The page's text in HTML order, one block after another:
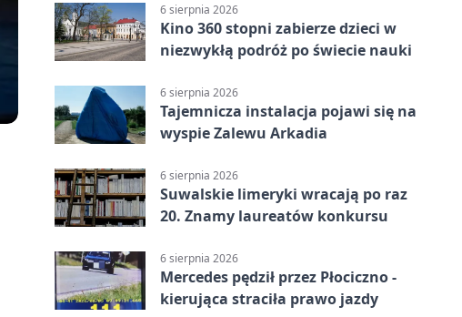
6 sierpnia 2026
Kino 360 stopni zabierze dzieci w
niezwykłą podróż po świecie nauki
6 sierpnia 2026
Tajemnicza instalacja pojawi się na
wyspie Zalewu Arkadia
6 sierpnia 2026
Suwalskie limeryki wracają po raz
20. Znamy laureatów konkursu
6 sierpnia 2026
Mercedes pędził przez Płociczno -
kierująca straciła prawo jazdy